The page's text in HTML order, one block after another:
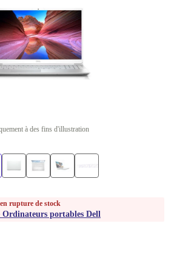
à des fins d'illustration
rupture de stock
Ordinateurs portables Dell